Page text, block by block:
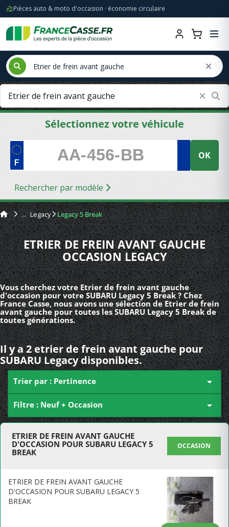
Pièces auto & moto d'occasion · économie circulaire
Sélectionnez votre véhicule
OK
Rechercher par modèle
Legacy Legacy 5 Break
ETRIER DE FREIN AVANT GAUCHE
OCCASION LEGACY
Vous cherchez votre Etrier de frein avant gauche
d'occasion pour votre SUBARU Legacy 5 Break ? Chez
France Casse, nous avons une sélection de Etrier de frein
avant gauche pour toutes les SUBARU Legacy 5 Break de
toutes générations.
Il y a 2 etrier de frein avant gauche pour
SUBARU Legacy disponibles.
Trier par : Pertinence 
Filtre : Neuf + Occasion 
ETRIER DE FREIN AVANT GAUCHE
D'OCCASION POUR SUBARU LEGACY 5
BREAK
OCCASION
ETRIER DE FREIN AVANT GAUCHE
D'OCCASION POUR SUBARU LEGACY 5
BREAK